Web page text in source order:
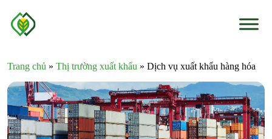
Trang chủ » Thị trường xuất khẩu » Dịch vụ xuất khẩu hàng hóa